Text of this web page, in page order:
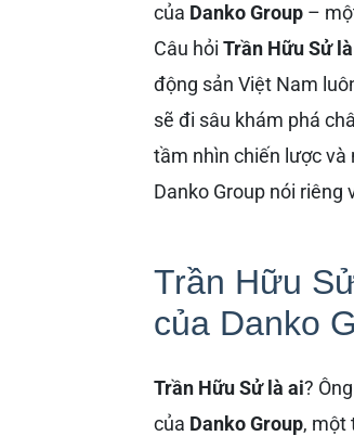
của Danko Group –
Câu hỏi Trần Hữu Sử
động sản Việt Nam
sẽ đi sâu khám phá
tầm nhìn chiến lược và
Danko Group nói
Trần Hữu
của Danko
Trần Hữu Sử là ai?
của Danko Group, một